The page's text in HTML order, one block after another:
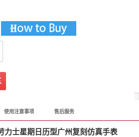
使用注意事项 售后服务
力士星期日历型广州复刻仿真手表